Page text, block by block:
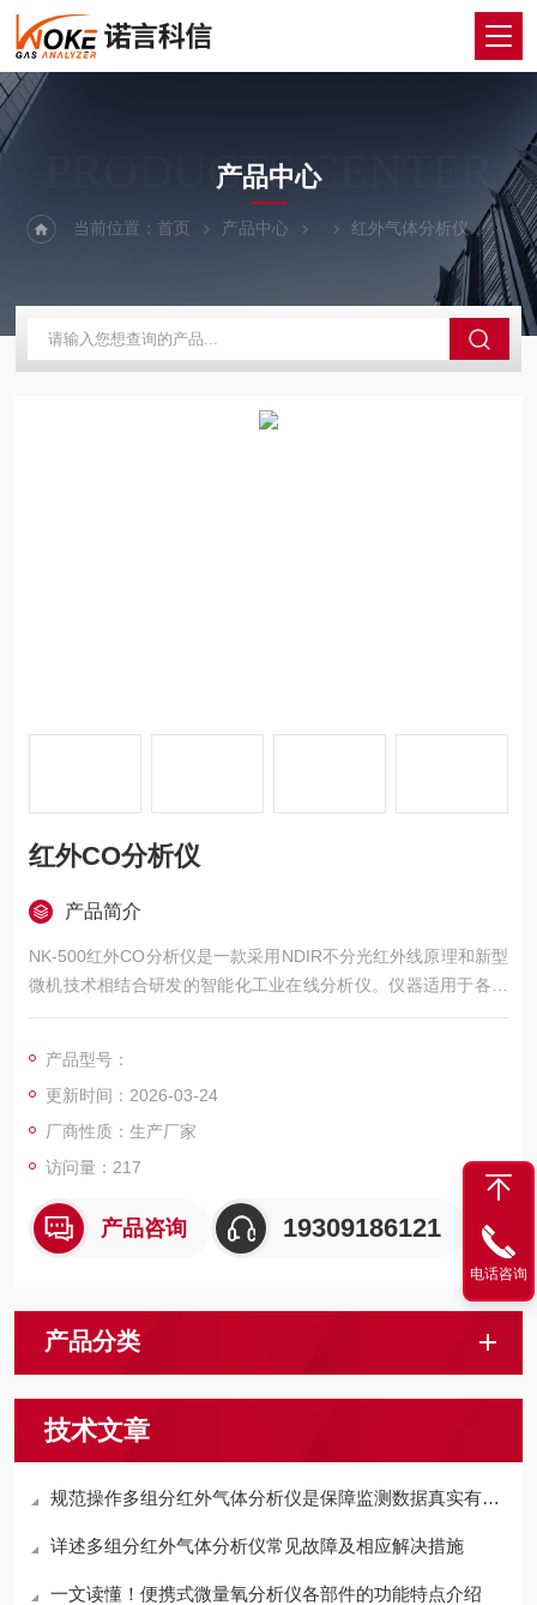
PRODUCTS CENTER
产品中心
当前位置：首页 产品中心 红外气体分析仪 红
红外CO分析仪
产品简介
NK-500红外CO分析仪是一款采用NDIR不分光红外线原理和新型
微机技术相结合研发的智能化工业在线分析仪。仪器适用于各种
非防爆场合下使用，可在线分析监测ppm级至99.9%的总碳氢、C
仪器具有7寸液晶触摸屏、上下限报警、数字及模拟输出等功能，
可根据客户要求及工况定制量程，并提供具性价比的解决方案。
产品型号：
更新时间：2026-03-24
厂商性质：生产厂家
访问量：217
产品咨询 19309186121
产品分类
技术文章
规范操作多组分红外气体分析仪是保障监测数据真实有效的关键
详述多组分红外气体分析仪常见故障及相应解决措施
一文读懂！便携式微量氧分析仪各部件的功能特点介绍
电话咨询